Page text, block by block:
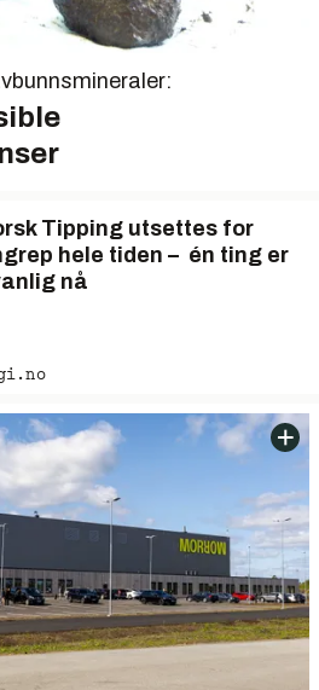
Tipping utsettes for
hele tiden – én ting er
nå